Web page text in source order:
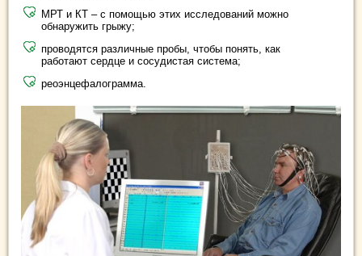
МРТ и КТ – с помощью этих исследований можно
обнаружить грыжу;
проводятся различные пробы, чтобы понять, как
работают сердце и сосудистая система;
реоэнцефалограмма.